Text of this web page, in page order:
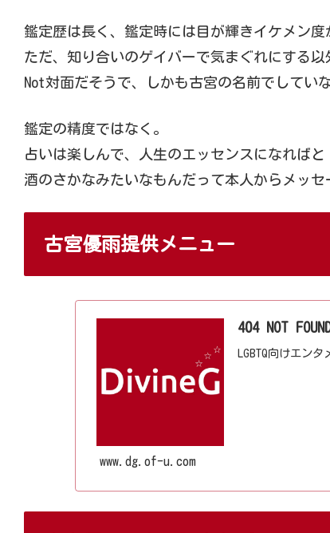
鑑定歴は長く、鑑定時には目が輝きイケメン度
ただ、知り合いのゲイバーで気まぐれにする以
Not対面だそうで、しかも古宮の名前でしてい
鑑定の精度ではなく。
占いは楽しんで、人生のエッセンスになればと
酒のさかなみたいなもんだって本人からメッセ
古宮優雨提供メニュー
404 NOT
LGBTQ向けエン
www.dg.of-u.com